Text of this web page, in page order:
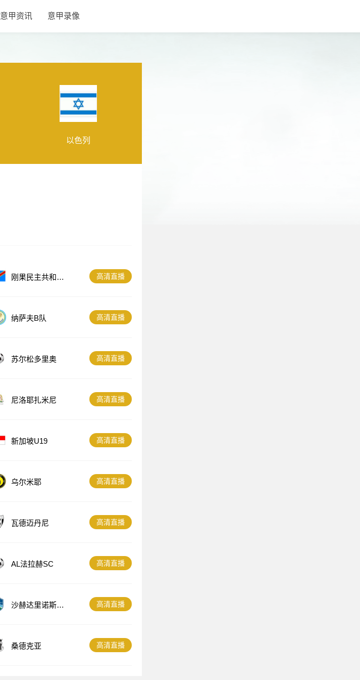
意甲资讯 意甲录像
以色列
刚果民主共和国
高清直播
纳萨夫B队 高清直播
苏尔松多里奥 高清直播
尼洛耶扎米尼 高清直播
新加坡U19 高清直播
乌尔米耶 高清直播
瓦德迈丹尼 高清直播
AL法拉赫SC 高清直播
沙赫达里诺斯哈
高清直播
桑德克亚 高清直播